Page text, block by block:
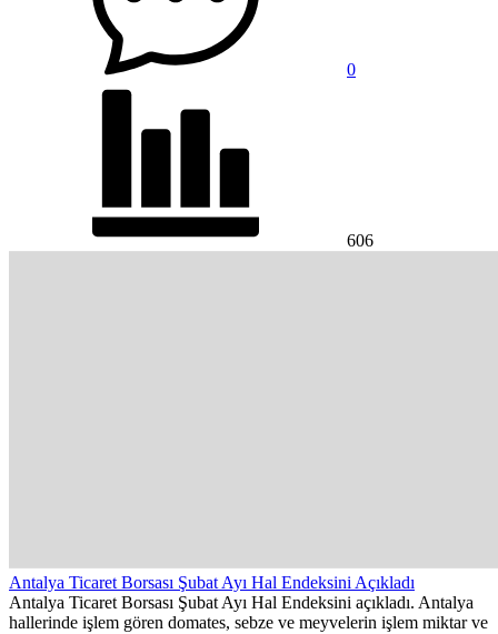
0
606
Antalya Ticaret Borsası Şubat Ayı Hal Endeksini Açıkladı
Antalya Ticaret Borsası Şubat Ayı Hal Endeksini açıkladı. Antalya
hallerinde işlem gören domates, sebze ve meyvelerin işlem miktar ve